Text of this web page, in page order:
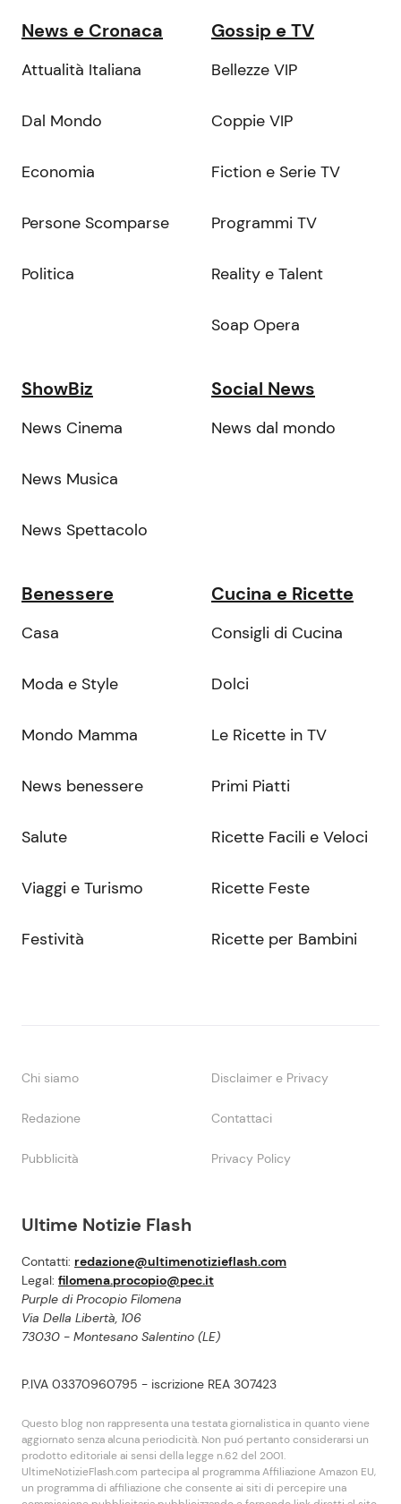
Ultime Notizie Flash
Contatti: redazione@ultimenotizieflash.com
Legal: filomena.procopio@pec.it
Purple di Procopio Filomena
Via Della Libertà, 106
73030 - Montesano Salentino (LE)
P.IVA 03370960795 - iscrizione REA 307423
Questo blog non rappresenta una testata giornalistica in quanto viene
aggiornato senza alcuna periodicità. Non puó pertanto considerarsi un
prodotto editoriale ai sensi della legge n.62 del 2001.
UltimeNotizieFlash.com partecipa al programma Affiliazione Amazon EU,
un programma di affiliazione che consente ai siti di percepire una
News e Cronaca
Attualità Italiana
Dal Mondo
Economia
Persone Scomparse
Politica
Gossip e TV
Bellezze VIP
Coppie VIP
Fiction e Serie TV
Programmi TV
Reality e Talent
Soap Opera
ShowBiz
News Cinema
News Musica
News Spettacolo
Social News
News dal mondo
Benessere
Casa
Moda e Style
Mondo Mamma
News benessere
Salute
Viaggi e Turismo
Festività
Cucina e Ricette
Consigli di Cucina
Dolci
Le Ricette in TV
Primi Piatti
Ricette Facili e Veloci
Ricette Feste
Ricette per Bambini
Chi siamo Disclaimer e Privacy
Redazione Contattaci
Pubblicità Privacy Policy